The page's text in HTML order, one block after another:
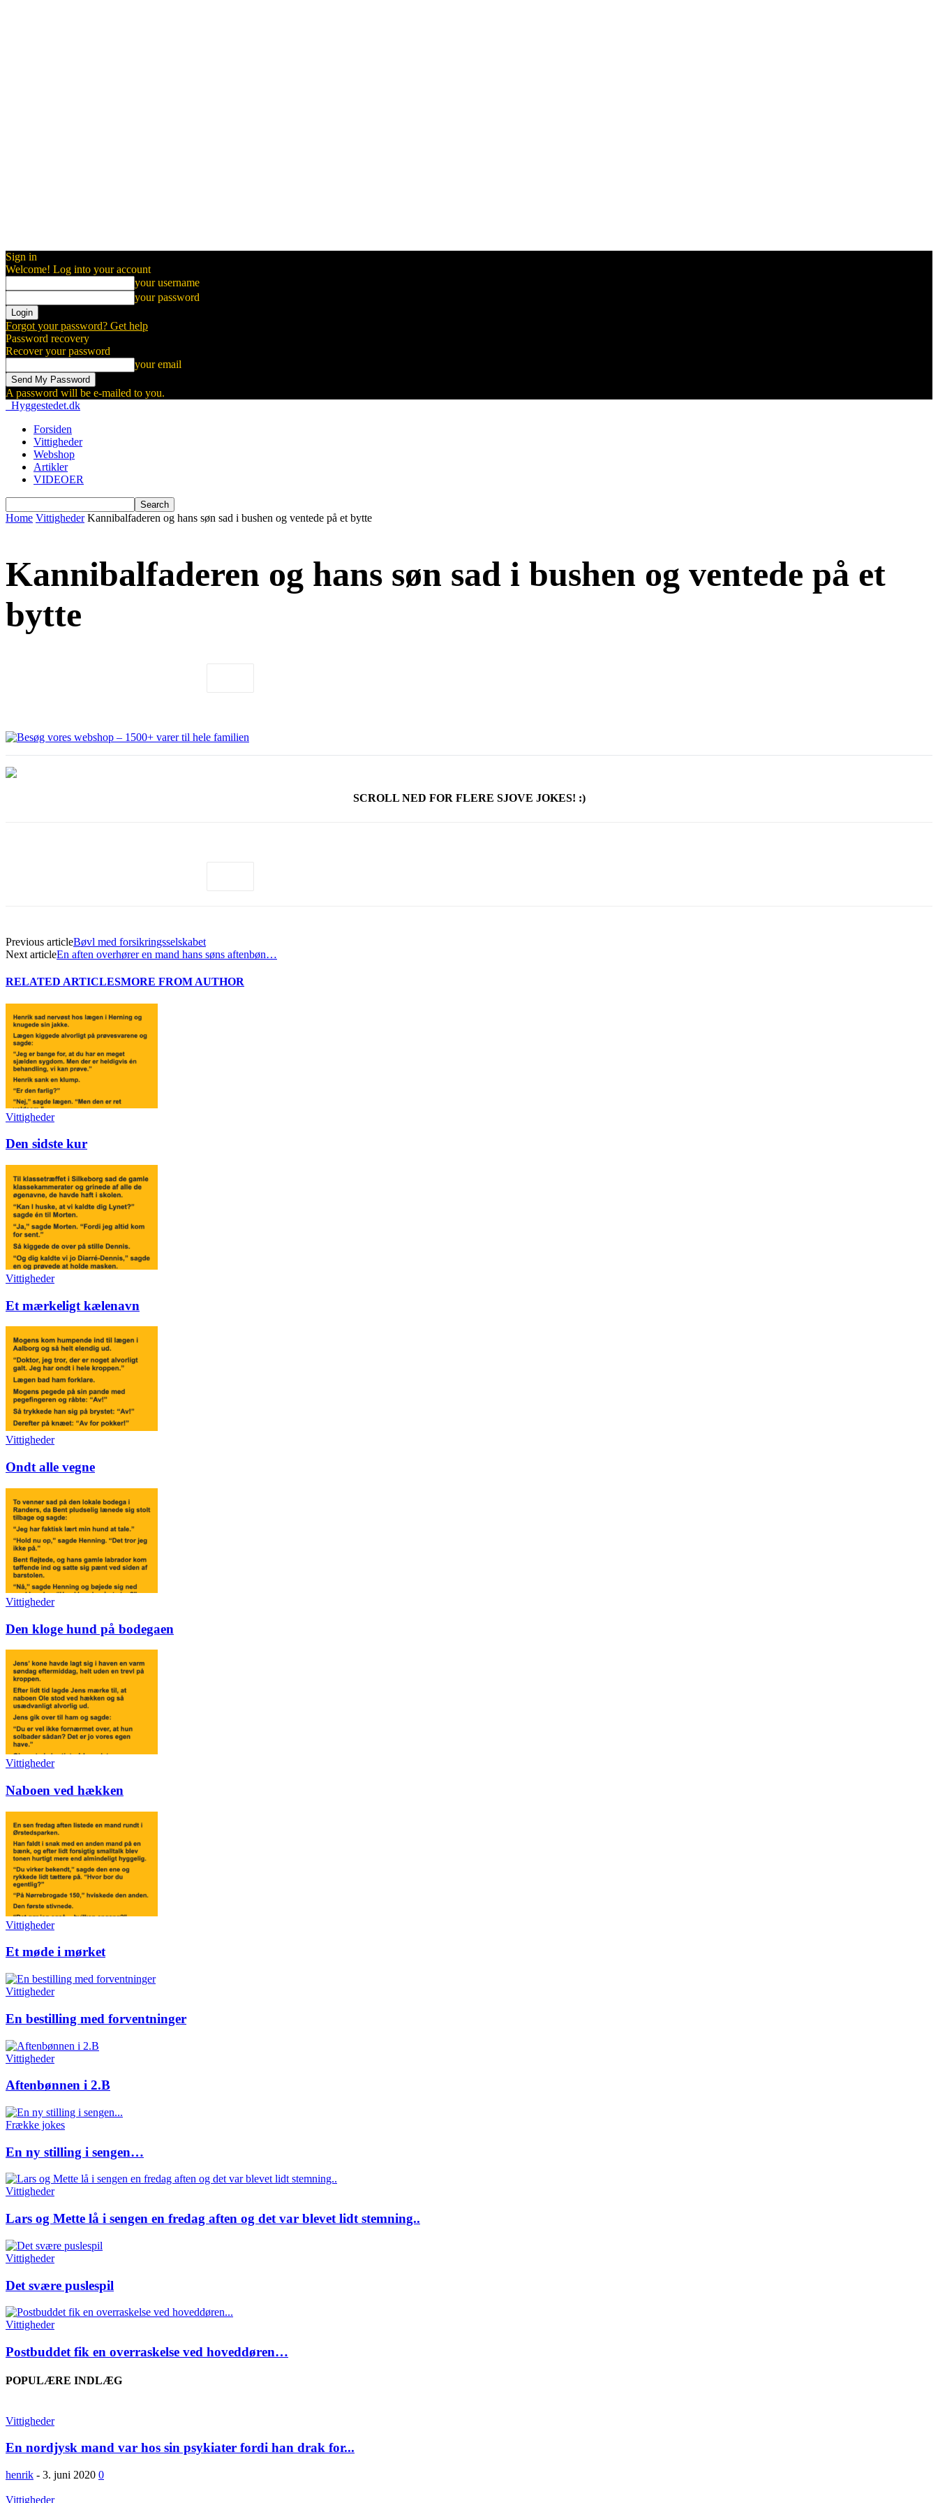
Sign in
Welcome! Log into your account
your username
your password
Forgot your password? Get help
Password recovery
Recover your password
your email
A password will be e-mailed to you.
Hyggestedet.dk
Forsiden
Vittigheder
Webshop
Artikler
VIDEOER
Home Vittigheder Kannibalfaderen og hans søn sad i bushen og ventede på et bytte
Kannibalfaderen og hans søn sad i bushen og ventede på et
bytte
SCROLL NED FOR FLERE SJOVE JOKES! :)
Previous articleBøvl med forsikringsselskabet
Next articleEn aften overhører en mand hans søns aftenbøn…
RELATED ARTICLESMORE FROM AUTHOR
Vittigheder
Den sidste kur
Vittigheder
Et mærkeligt kælenavn
Vittigheder
Ondt alle vegne
Vittigheder
Den kloge hund på bodegaen
Vittigheder
Naboen ved hækken
Vittigheder
Et møde i mørket
Vittigheder
En bestilling med forventninger
Vittigheder
Aftenbønnen i 2.B
Frække jokes
En ny stilling i sengen…
Vittigheder
Lars og Mette lå i sengen en fredag aften og det var blevet lidt stemning..
Vittigheder
Det svære puslespil
Vittigheder
Postbuddet fik en overraskelse ved hoveddøren…
POPULÆRE INDLÆG
Vittigheder
En nordjysk mand var hos sin psykiater fordi han drak for...
henrik - 3. juni 2020 0
Vittigheder